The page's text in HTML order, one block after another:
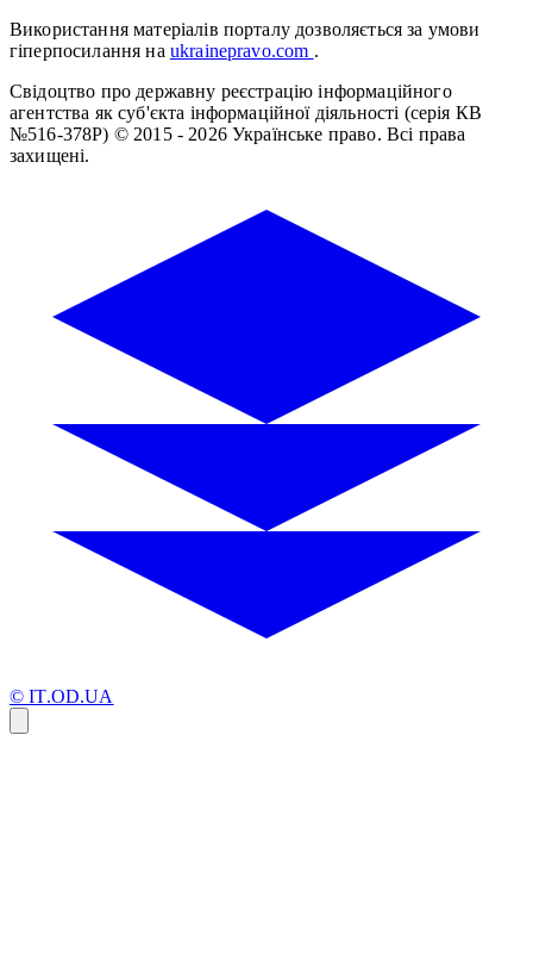
Використання матеріалів порталу дозволяється за умови
гіперпосилання на ukrainepravo.com .
Свідоцтво про державну реєстрацію інформаційного
агентства як суб'єкта інформаційної діяльності (серія КВ
№516-378Р) © 2015 - 2026 Українське право. Всі права
захищені.
© IT.OD.UA